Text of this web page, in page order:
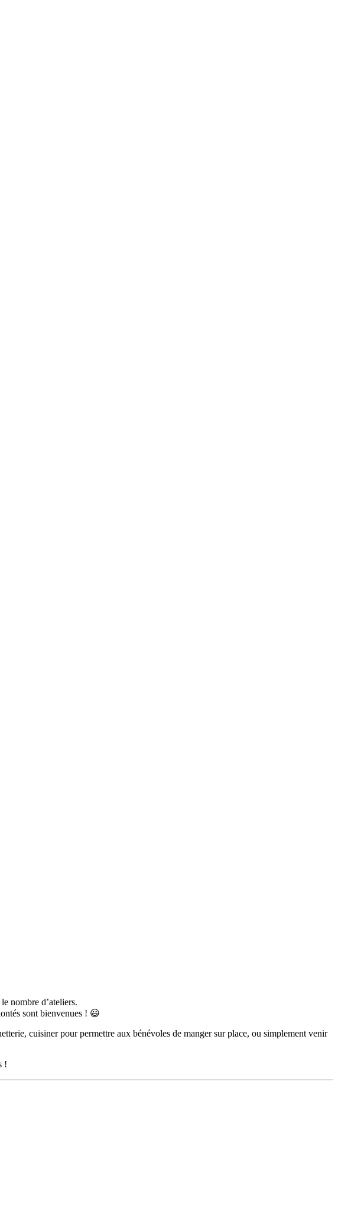
nombre d’ateliers.
sont bienvenues ! 😃
cuisiner pour permettre aux bénévoles de manger sur place, ou simplement venir
!